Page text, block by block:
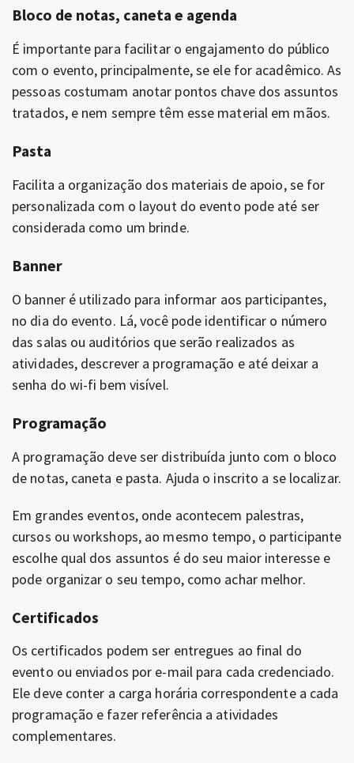
Bloco de notas, caneta e agenda
É importante para facilitar o engajamento do público
com o evento, principalmente, se ele for acadêmico. As
pessoas costumam anotar pontos chave dos assuntos
tratados, e nem sempre têm esse material em mãos.
Pasta
Facilita a organização dos materiais de apoio, se for
personalizada com o layout do evento pode até ser
considerada como um brinde.
Banner
O banner é utilizado para informar aos participantes,
no dia do evento. Lá, você pode identificar o número
das salas ou auditórios que serão realizados as
atividades, descrever a programação e até deixar a
senha do wi-fi bem visível.
Programação
A programação deve ser distribuída junto com o bloco
de notas, caneta e pasta. Ajuda o inscrito a se localizar.
Em grandes eventos, onde acontecem palestras,
cursos ou workshops, ao mesmo tempo, o participante
escolhe qual dos assuntos é do seu maior interesse e
pode organizar o seu tempo, como achar melhor.
Certificados
Os certificados podem ser entregues ao final do
evento ou enviados por e-mail para cada credenciado.
Ele deve conter a carga horária correspondente a cada
programação e fazer referência a atividades
complementares.